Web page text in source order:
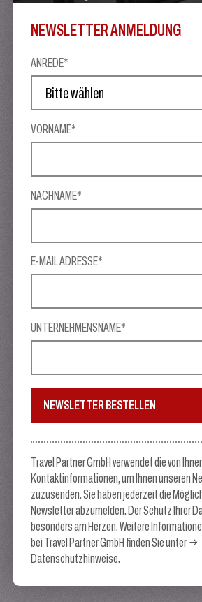
NEWSLETTER ANMELDUNG
ANREDE*
VORNAME*
NACHNAME*
E-MAIL ADRESSE*
UNTERNEHMENSNAME*
NEWSLETTER BESTELLEN
Travel Partner GmbH verwendet die von
Kontaktinformationen, um Ihnen unseren
zuzusenden. Sie haben jederzeit die
Newsletter abzumelden. Der Schutz Ihrer
besonders am Herzen. Weitere
bei Travel Partner GmbH finden Sie unter
Datenschutzhinweise.